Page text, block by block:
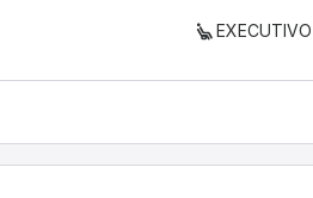
EXECUTIVO